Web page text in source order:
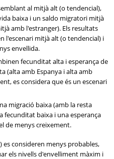
al mitjà alt (o tendencial),
baixa i un saldo migratori mitjà
amb l'estranger). Els resultats
l'escenari mitjà alt (o tendencial) i
envellida.
fecunditat alta i esperança de
(alta amb Espanya i alta amb
es considera que és un escenari
migració baixa (amb la resta
fecunditat baixa i una esperança
de menys creixement.
es consideren menys probables,
els nivells d'envelliment màxim i